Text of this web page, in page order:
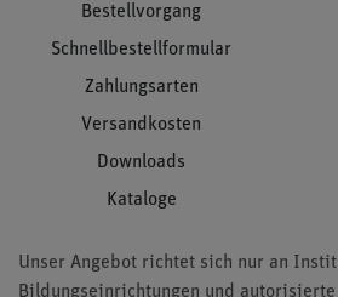
Bestellvorgang
Schnellbestellformular
Zahlungsarten
Versandkosten
Downloads
Kataloge
Unser Angebot richtet sich nur an
Bildungseinrichtungen und